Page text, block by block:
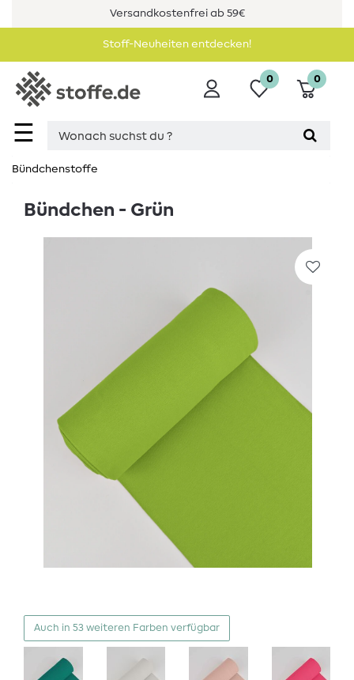
Versandkostenfrei ab 59€
Stoff-Neuheiten entdecken!
☰
0 0
Bündchenstoffe
Bündchen - Grün
Auch in 53 weiteren Farben verfügbar